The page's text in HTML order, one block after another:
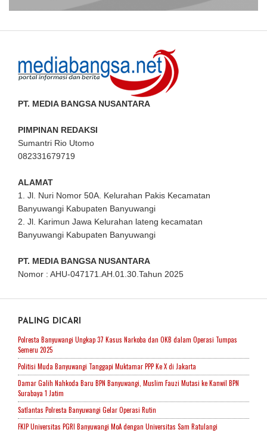
PT. MEDIA BANGSA NUSANTARA
PIMPINAN REDAKSI
Sumantri Rio Utomo
082331679719
ALAMAT
1. Jl. Nuri Nomor 50A. Kelurahan Pakis Kecamatan
Banyuwangi Kabupaten Banyuwangi
2. Jl. Karimun Jawa Kelurahan lateng kecamatan
Banyuwangi Kabupaten Banyuwangi
PT. MEDIA BANGSA NUSANTARA
Nomor : AHU-047171.AH.01.30.Tahun 2025
PALING DICARI
Polresta Banyuwangi Ungkap 37 Kasus Narkoba dan OKB dalam Operasi Tumpas
Semeru 2025
Politisi Muda Banyuwangi Tanggapi Muktamar PPP Ke X di Jakarta
Damar Galih Nahkoda Baru BPN Banyuwangi, Muslim Fauzi Mutasi ke Kanwil BPN
Surabaya 1 Jatim
Satlantas Polresta Banyuwangi Gelar Operasi Rutin
FKIP Universitas PGRI Banyuwangi MoA dengan Universitas Sam Ratulangi